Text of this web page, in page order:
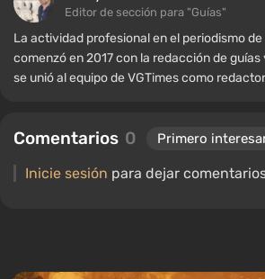
Editor de sección para "Guías"
La actividad profesional en el periodismo
comenzó en 2017 con la redacción de
se unió al equipo de VGTimes como
Comentarios 0
Inicie sesión para dejar